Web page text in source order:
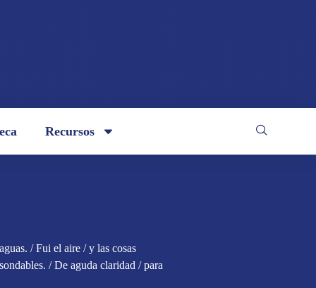
Recursos
/ Fui el aire / y las cosas
/ De aguda claridad / para